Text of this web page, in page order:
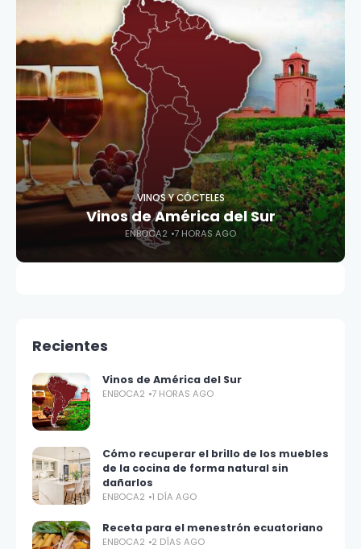
VINOS Y CÓCTELES
Vinos de América del Sur
ENBOCA2 7 HORAS AGO
Recientes
Vinos de América del Sur
ENBOCA2 7 HORAS AGO
Cómo recuperar el brillo de los muebles
de la cocina de forma natural sin
dañarlos
ENBOCA2 1 DÍA AGO
Receta para el menestrón ecuatoriano
ENBOCA2 2 DÍAS AGO